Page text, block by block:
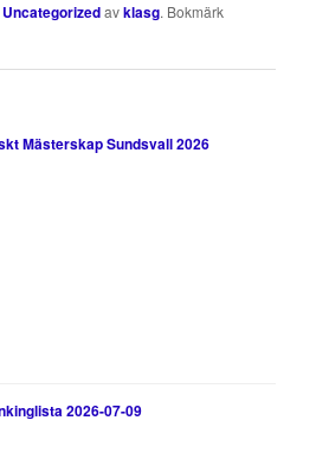
Uncategorizedavklasg. Bokmärk
Mästerskap Sundsvall 2026
2026-07-09